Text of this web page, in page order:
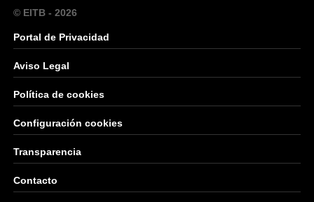
© EITB - 2026
Portal de Privacidad
Aviso Legal
Política de cookies
Configuración cookies
Transparencia
Contacto